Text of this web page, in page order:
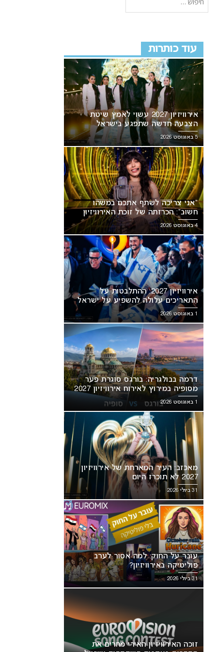
האירוויזיון האירי מחרים את
בעקבות השתתפות ישראל
עוד כותרות
אירוויזיון 2027 עשוי לאמץ שיטת
הצבעה חדשה שתפגע בישראל
5 באוגוסט 2026
“אני צריכה לשתף אתכם במשהו
חשוב”: הכרזתה של זוכת האירוויזיון
מסעירה את הרשת
4 באוגוסט 2026
אירוויזיון 2027: ההתלבטות על
התאריכים עלולה להשפיע על ישראל
1 באוגוסט 2026
דרמה בבולגריה: בורגס סוגרת פער
מסופיה במירוץ לאירוח אירוויזיון 2027
1 באוגוסט 2026
מאכזב: העיר המארחת של אירוויזיון
2027 לא תוכרז היום
31 ביולי 2026
עובר על החוק: למה אסור לערב
פוליטיקה באירוויזיון?
31 ביולי 2026
זוכה האירוויזיון האירי מחרים את